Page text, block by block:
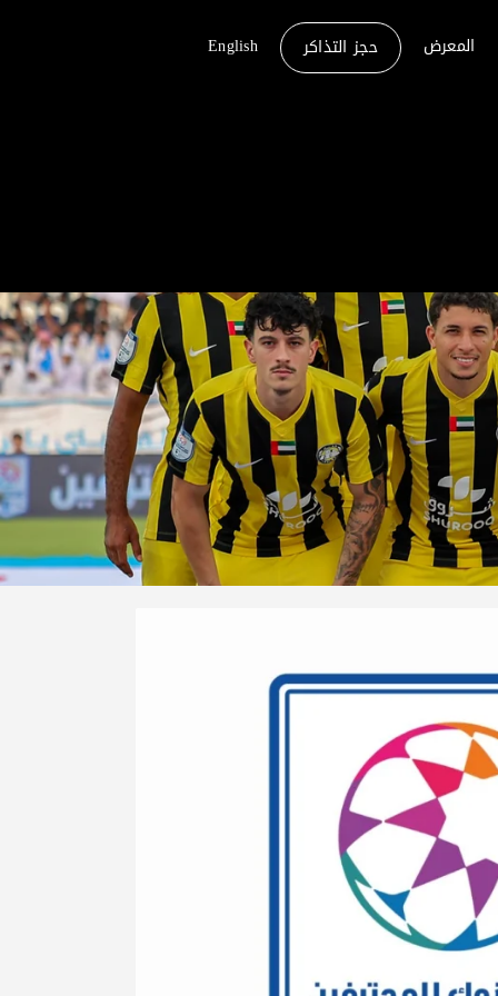
المعرض حجز التذاكر English